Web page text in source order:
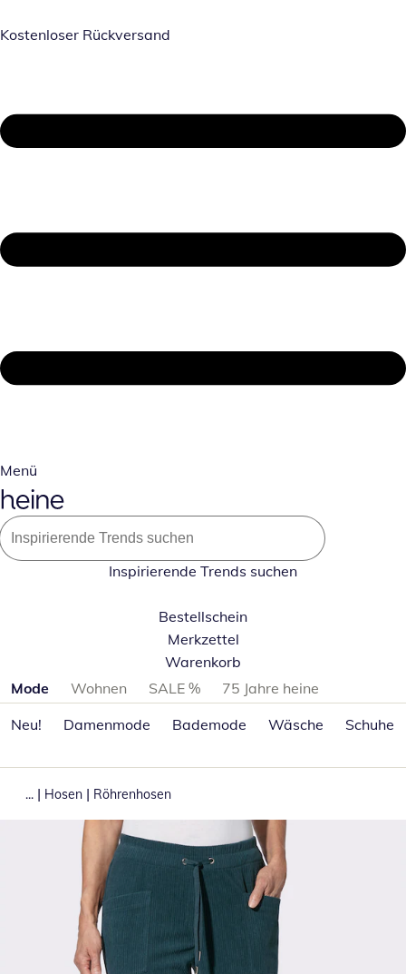
Kostenloser Rückversand
Menü
Inspirierende Trends suchen
Bestellschein
Merkzettel
Warenkorb
Produktkategorien überspringen
Mode Wohnen SALE %
75 Jahre heine
Neu!
Damenmode Bademode Wäsche Schuhe
... | Hosen | Röhrenhosen